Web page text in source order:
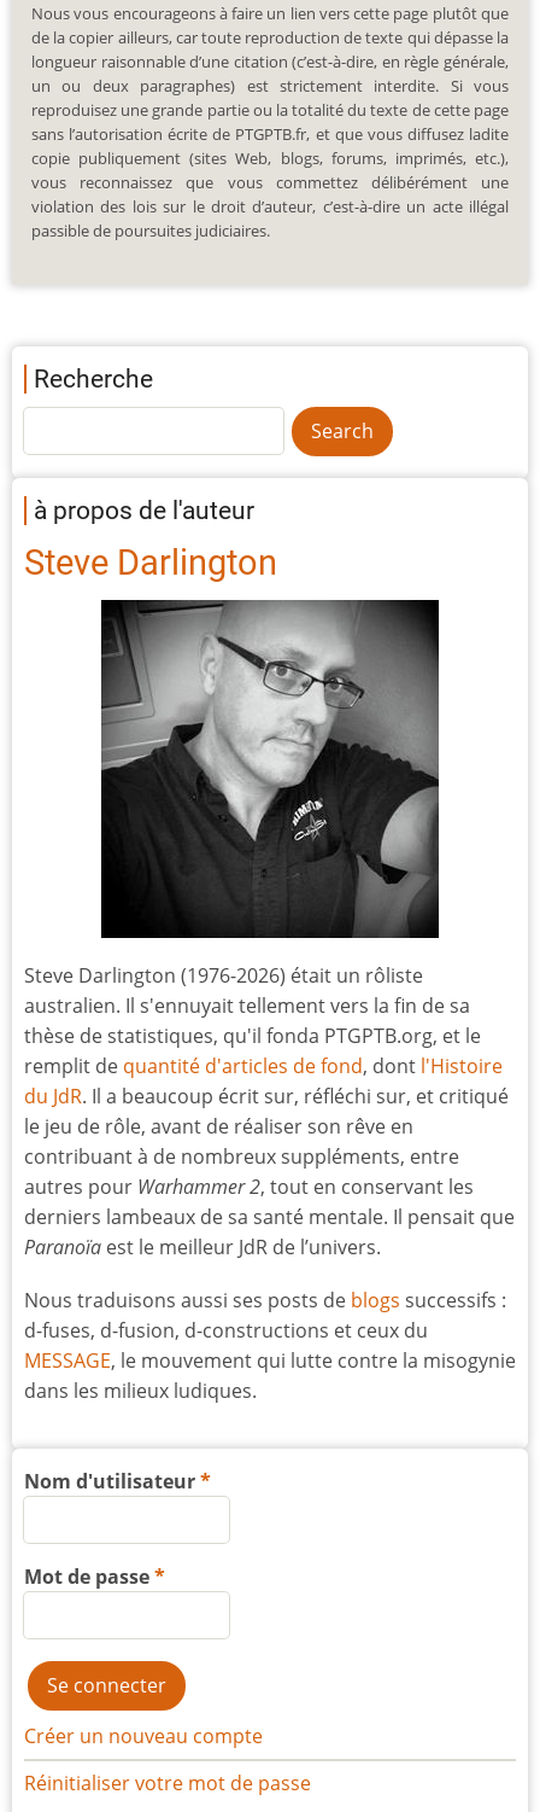
Nous vous encourageons à faire un lien vers cette page plutôt que
de la copier ailleurs, car toute reproduction de texte qui dépasse la
longueur raisonnable d’une citation (c’est-à-dire, en règle générale,
un ou deux paragraphes) est strictement interdite. Si vous
reproduisez une grande partie ou la totalité du texte de cette page
sans l’autorisation écrite de PTGPTB.fr, et que vous diffusez ladite
copie publiquement (sites Web, blogs, forums, imprimés, etc.),
vous reconnaissez que vous commettez délibérément une
violation des lois sur le droit d’auteur, c’est-à-dire un acte illégal
passible de poursuites judiciaires.
Recherche
à propos de l'auteur
Steve Darlington
Steve Darlington (1976-2026) était un rôliste
australien. Il s'ennuyait tellement vers la fin de sa
thèse de statistiques, qu'il fonda PTGPTB.org, et le
remplit de quantité d'articles de fond, dont l'Histoire
du JdR. Il a beaucoup écrit sur, réfléchi sur, et critiqué
le jeu de rôle, avant de réaliser son rêve en
contribuant à de nombreux suppléments, entre
autres pour Warhammer 2, tout en conservant les
derniers lambeaux de sa santé mentale. Il pensait que
Paranoïa est le meilleur JdR de l’univers.
Nous traduisons aussi ses posts de blogs successifs :
d-fuses, d-fusion, d-constructions et ceux du
MESSAGE, le mouvement qui lutte contre la misogynie
dans les milieux ludiques.
Nom d'utilisateur
Mot de passe
Créer un nouveau compte
Réinitialiser votre mot de passe